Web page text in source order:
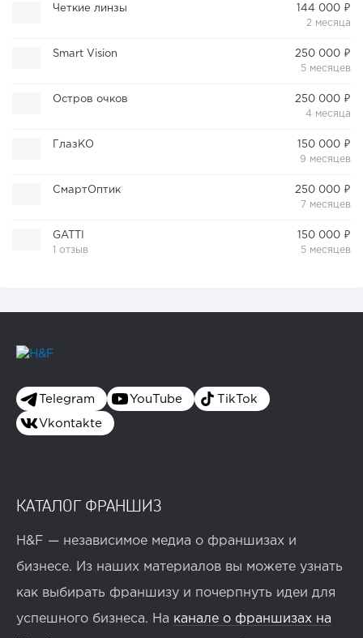
Четкие линзы
144 000 ₽
2 месяца
Smart Vision
250 000 ₽
5 месяцев
Остров очков
250 000 ₽
4 месяца
ГлазКО
150 000 ₽
9 месяцев
СмартОптик
250 000 ₽
7 месяцев
GATTI
1 отзыв
150 000 ₽
5 месяцев
Telegram YouTube TikTok
Vkontakte
КАТАЛОГ ФРАНШИЗ
H&F — независимое медиа о франшизах и
бизнесе. Из наших материалов вы можете узнать
как выбирать франшизу и почерпнуть идеи для
успешного бизнеса. На канале о франшизах на